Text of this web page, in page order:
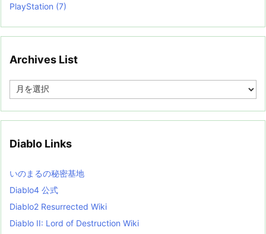
PlayStation (7)
Archives List
e
i
s
t
Diablo Links
いのまるの秘密基地
Diablo4 公式
Diablo2 Resurrected Wiki
Diablo II: Lord of Destruction Wiki